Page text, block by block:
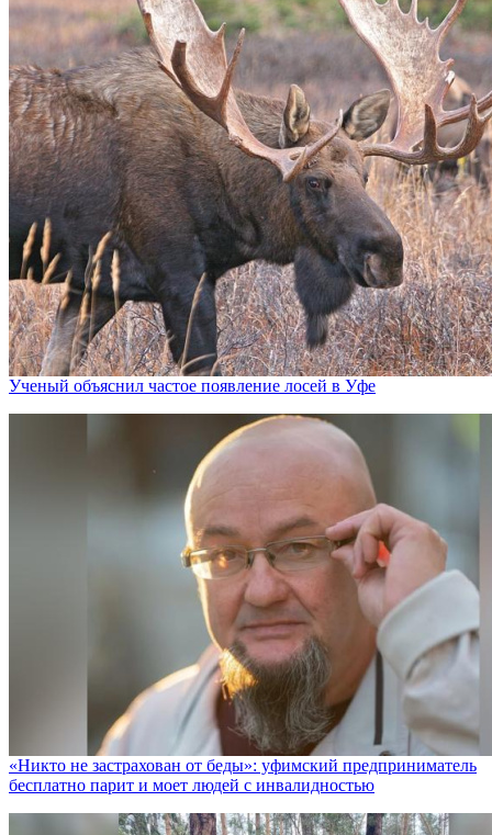
Ученый объяснил частое появление лосей в Уфе
«Никто не заcтрахован от беды»: уфимский предприниматель
бесплатно парит и моет людей с инвалидностью